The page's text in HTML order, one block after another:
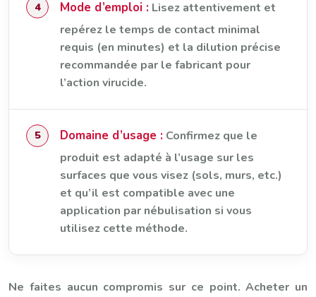
Mode d’emploi : Lisez attentivement et
repérez le temps de contact minimal
requis (en minutes) et la dilution précise
recommandée par le fabricant pour
l’action virucide.
Domaine d’usage : Confirmez que le
produit est adapté à l’usage sur les
surfaces que vous visez (sols, murs, etc.)
et qu’il est compatible avec une
application par nébulisation si vous
utilisez cette méthode.
Ne faites aucun compromis sur ce point. Acheter un